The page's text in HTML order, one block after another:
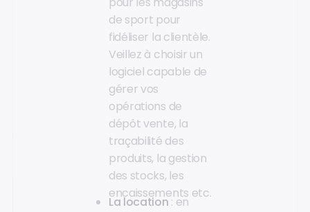
de sport pour
fidéliser la clientèle.
Veillez à choisir un
logiciel capable de
gérer vos
opérations de
dépôt vente, la
traçabilité des
produits, la gestion
des stocks, les
encaissements etc.
La location: en